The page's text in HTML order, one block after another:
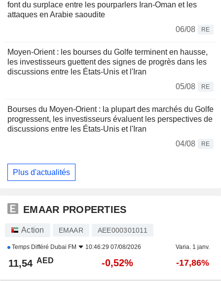
font du surplace entre les pourparlers Iran-Oman et les
attaques en Arabie saoudite
06/08
RE
Moyen-Orient : les bourses du Golfe terminent en hausse,
les investisseurs guettent des signes de progrès dans les
discussions entre les États-Unis et l'Iran
05/08
RE
Bourses du Moyen-Orient : la plupart des marchés du Golfe
progressent, les investisseurs évaluent les perspectives de
discussions entre les États-Unis et l'Iran
04/08
RE
Plus d'actualités
EMAAR PROPERTIES
Action EMAAR AEE000301011
Temps Différé Dubai FM 10:46:29 07/08/2026 Varia. 1 janv.
11,54 AED -0,52% -17,86%